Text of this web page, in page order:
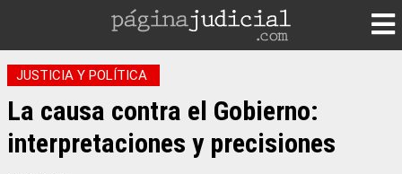
JUSTICIA Y POLÍTICA
La causa contra el Gobierno:
interpretaciones y precisiones